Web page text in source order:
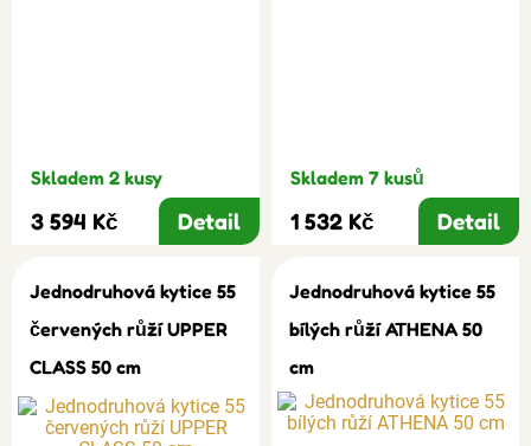
Skladem 2 kusy
3 594 Kč Detail
Skladem 7 kusů
1 532 Kč Detail
Jednodruhová kytice 55
červených růží UPPER
CLASS 50 cm
Jednodruhová kytice 55
bílých růží ATHENA 50
cm